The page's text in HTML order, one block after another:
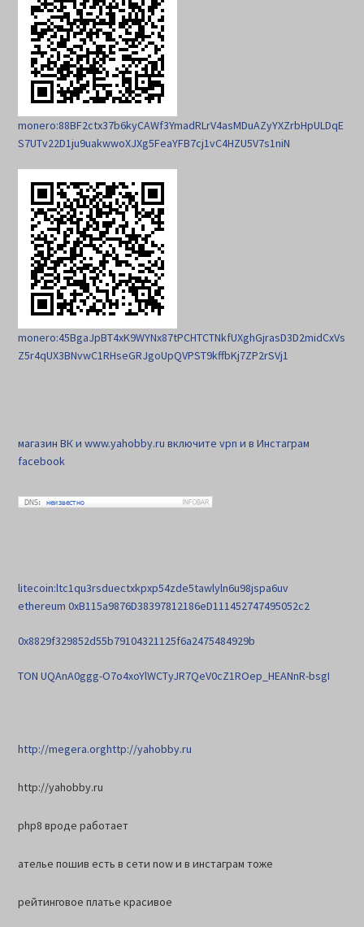
monero:88BF2ctx37b6kyCAWf3YmadRLrV4asMDuAZyYXZrbHpULDqE
S7UTv22D1ju9uakwwoXJXg5FeaYFB7cj1vC4HZU5V7s1niN
monero:45BgaJpBT4xK9WYNx87tPCHTCTNkfUXghGjrasD3D2midCxVs
Z5r4qUX3BNvwC1RHseGRJgoUpQVPST9kffbKj7ZP2rSVj1
магазин ВК и www.yahobby.ru включите vpn и в Инстаграм
facebook
litecoin:ltc1qu3rsduectxkpxp54zde5tawlyln6u98jspa6uv
ethereum 0xB115a9876D38397812186eD111452747495052c2
0x8829f329852d55b79104321125f6a2475484929b
TON UQAnA0ggg-O7o4xoYlWCTyJR7QeV0cZ1ROep_HEANnR-bsgI
http://megera.orghttp://yahobby.ru
http://yahobby.ru
php8 вроде работает
ателье пошив есть в сети now и в инстаграм тоже
рейтинговое платье красивое